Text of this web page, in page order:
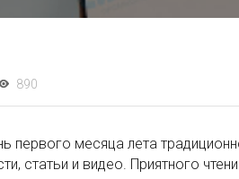
890
первого месяца лета
статьи и видео. Приятного